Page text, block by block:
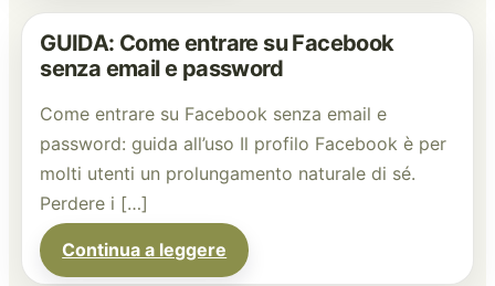
GUIDA: Come entrare su Facebook
senza email e password
Come entrare su Facebook senza email e
password: guida all’uso Il profilo Facebook è per
molti utenti un prolungamento naturale di sé.
Perdere i […]
Continua a leggere